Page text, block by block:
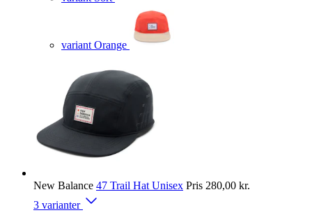
variant Orange
New Balance 47 Trail Hat Unisex Pris 280,00 kr.
3 varianter